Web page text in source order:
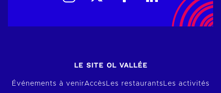
LE SITE OL VALLÉE
Événements à venirAccèsLes restaurantsLes activités